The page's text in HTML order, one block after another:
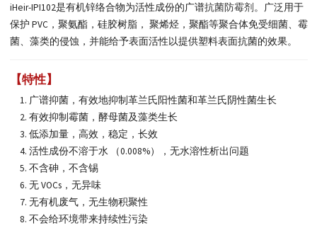
iHeir-IPI102是有机锌络合物为活性成份的广谱抗菌防霉剂 。广泛用于
保护 PVC，聚氨酯，硅胶树脂， 聚烯烃，聚酯等聚合体免受细菌、霉
菌、藻类的侵蚀，并能给予表面活性以提供塑料表面抗菌的效果。
【特性】
广谱抑菌，有效地抑制革兰氏阳性菌和革兰氏阴性菌生长
有效抑制霉菌，酵母菌及藻类生长
低添加量，高效，稳定，长效
活性成份不溶于水 （0.008%），无水溶性析出问题
不含砷，不含锡
无 VOCs，无异味
无有机废气，无生物积聚性
不会给环境带来持续性污染